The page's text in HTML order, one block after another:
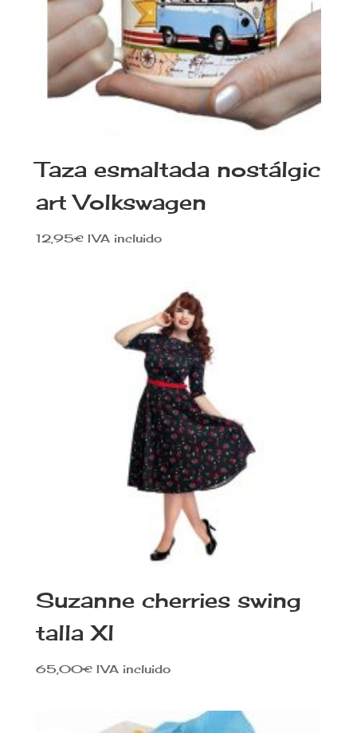
Taza esmaltada nostálgic
art Volkswagen
12,95€ IVA incluido
Suzanne cherries swing
talla Xl
65,00€ IVA incluido